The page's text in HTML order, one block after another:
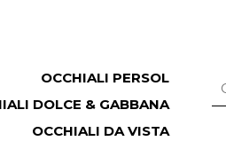
OCCHIALI PERSOL
DOLCE & GABBANA
OCCHIALI DA VISTA